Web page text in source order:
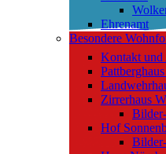
Ehrenamt
Besondere
Kontakt und
Zirrerhaus
Hof